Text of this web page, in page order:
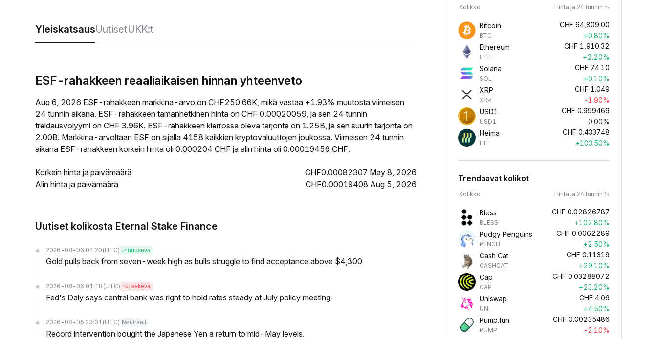
YleiskatsausUutisetUKK:t
ESF-rahakkeen reaaliaikaisen hinnan yhteenveto
Aug 6, 2026 ESF-rahakkeen markkina-arvo on CHF250.66K, mikä vastaa +1.93% muutosta viimeisen
24 tunnin aikana. ESF-rahakkeen tämänhetkinen hinta on CHF 0.00020059, ja sen 24 tunnin
treidausvolyymi on CHF 3.96K. ESF-rahakkeen kierrossa oleva tarjonta on 1.25B, ja sen suurin tarjonta on
2.00B. Markkina-arvoltaan ESF on sijalla 4158 kaikkien kryptovaluuttojen joukossa. Viimeisen 24 tunnin
aikana ESF-rahakkeen korkein hinta oli 0.000204 CHF ja alin hinta oli 0.00019456 CHF.
Korkein hinta ja päivämäärä
CHF0.00082307 May 8, 2026
Alin hinta ja päivämäärä
CHF0.00019408 Aug 5, 2026
Uutiset kolikosta Eternal Stake Finance
2026-08-06 04:20 (UTC) nouseva
Gold pulls back from seven-week high as bulls struggle to find acceptance above $4,300
2026-08-06 01:18 (UTC) Laskeva
Fed's Daly says central bank was right to hold rates steady at July policy meeting
2026-08-05 23:01 (UTC) Neutraali
Record intervention bought the Japanese Yen a return to mid-May levels.
Kolikko Hinta ja 24 tunnin %
Bitcoin
BTC
CHF 64,809.00
+0.80%
Ethereum
ETH
CHF 1,910.32
+2.20%
Solana
SOL
CHF 74.10
+0.10%
XRP
XRP
CHF 1.049
-1.90%
USD1
USD1
CHF 0.999469
0.00%
Heima
HEI
CHF 0.433748
+103.50%
Trendaavat kolikot
Kolikko Hinta ja 24 tunnin %
Bless
BLESS
CHF 0.02826787
+102.80%
Pudgy Penguins
PENGU
CHF 0.0062289
+2.50%
Cash Cat
CASHCAT
CHF 0.11319
+29.10%
Cap
CAP
CHF 0.03288072
+23.20%
Uniswap
UNI
CHF 4.06
+4.50%
Pump.fun
PUMP
CHF 0.00235486
-2.10%